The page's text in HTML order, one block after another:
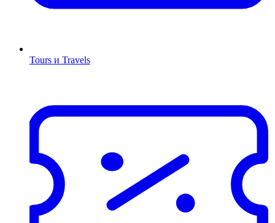
Tours и Travels